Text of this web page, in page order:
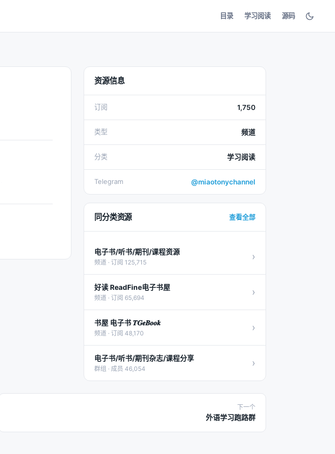
目录 学习阅读 源码
资源信息
订阅 1,750
类型 频道
分类 学习阅读
Telegram @miaotonychannel
同分类资源 查看全部
电子书/听书/期刊/课程资源
频道 · 订阅 125,715 ›
好读 ReadFine电子书屋
频道 · 订阅 65,694 ›
书屋 电子书 𝑻𝑮𝒆𝑩𝒐𝒐𝒌
频道 · 订阅 48,170 ›
电子书/听书/期刊杂志/课程分享
群组 · 成员 46,054 ›
下一个
外语学习跑路群